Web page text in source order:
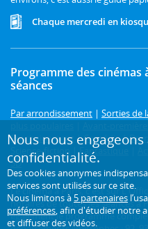
Chaque mercredi en
Programme des cinémas
séances
Par arrondissement | Sorties de
Prochainement |Comédie|
Science-fiction
|Fantastique
3D
Le cinéma à Paris, c'est sur
horaires de toutes les séances à
également le programme
Nous nous
confidentialité.
Des cookies anonymes
services sont utilisés sur ce site.
Nous limitons à 5 partenaires
préférences, afin d'étudier notre
et diffuser des vidéos.